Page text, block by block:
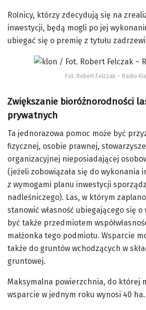
Rolnicy, którzy zdecydują się na
inwestycji, będą mogli po jej
ubiegać się o premię z tytułu
Fot. Robert Felczak – Radio
Zwiększanie bioróżnorodności
prywatnych
Ta jednorazowa pomoc może być
fizycznej, osobie prawnej,
organizacyjnej nieposiadającej
(jeżeli zobowiązała się do wykonania
z wymogami planu inwestycji
nadleśniczego). Las, w którym
stanowić własność ubiegającego się o
być także przedmiotem
małżonka tego podmiotu. Wsparcie
także do gruntów wchodzących w
gruntowej.
Maksymalna powierzchnia, do której
wsparcie w jednym roku wynosi 40 ha.